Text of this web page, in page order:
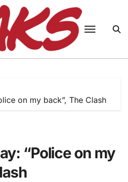
on my back”, The Clash
“Police on my